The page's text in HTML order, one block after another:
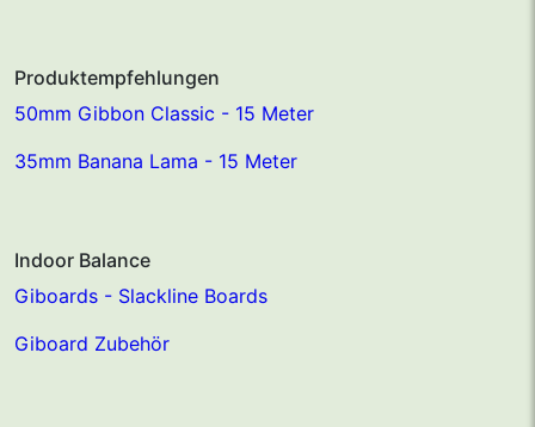
Produktempfehlungen
50mm Gibbon Classic - 15 Meter
35mm Banana Lama - 15 Meter
Indoor Balance
Giboards - Slackline Boards
Giboard Zubehör